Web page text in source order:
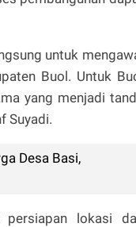
untuk
Buol. Untuk
yang menjadi
Suyadi.
Desa Basi,
lokasi